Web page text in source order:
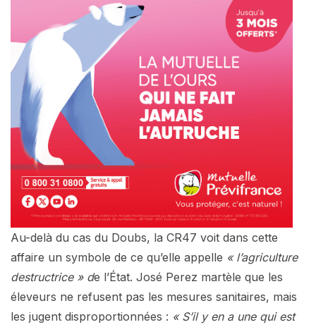
Au-delà du cas du Doubs, la CR47 voit dans cette
affaire un symbole de ce qu’elle appelle « l’agriculture
destructrice » de l’État. José Perez martèle que les
éleveurs ne refusent pas les mesures sanitaires, mais
les jugent disproportionnées : « S’il y en a une qui est